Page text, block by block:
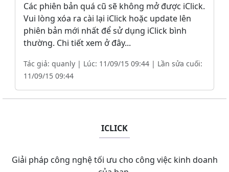
Các phiên bản quá cũ sẽ không mở được iClick.
Vui lòng xóa ra cài lại iClick hoặc update lên
phiên bản mới nhất để sử dụng iClick bình
thường. Chi tiết xem ở đây...
Tác giả: quanly | Lúc: 11/09/15 09:44 | Lần sửa cuối:
11/09/15 09:44
ICLICK
Giải pháp công nghệ tối ưu cho công việc kinh doanh